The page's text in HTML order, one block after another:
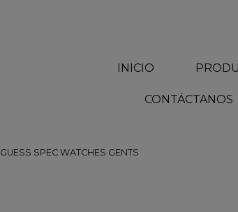
INICIO
CONTÁCTANOS
GUESS SPEC WATCHES GENTS